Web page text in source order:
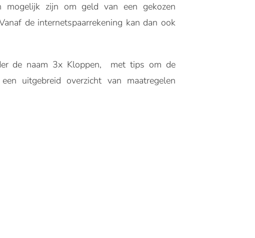
mogelijk zijn om geld van een gekozen
de internetspaarrekening kan dan ook
de naam 3x Kloppen, met tips om de
uitgebreid overzicht van maatregelen